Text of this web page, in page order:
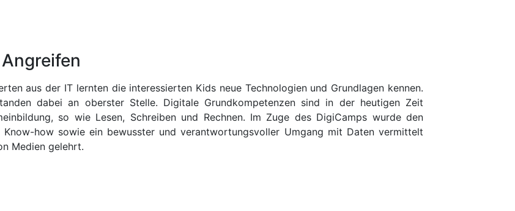
aus der IT lernten die interessierten Kids neue Technologien und Grundlagen kennen.
dabei an oberster Stelle. Digitale Grundkompetenzen sind in der heutigen Zeit
so wie Lesen, Schreiben und Rechnen. Im Zuge des DigiCamps wurde den
Know-how sowie ein bewusster und verantwortungsvoller Umgang mit Daten vermittelt
Medien gelehrt.